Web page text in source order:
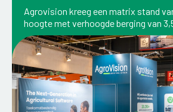
Agrovision kreeg een matrix stand
hoogte met verhoogde berging van